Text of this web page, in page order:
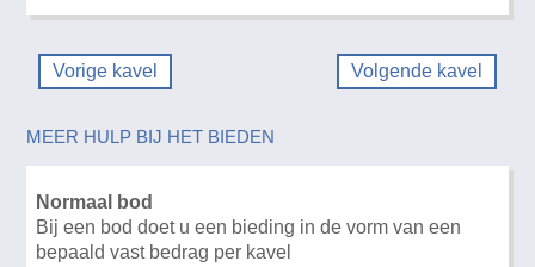
Vorige kavel Volgende kavel
MEER HULP BIJ HET BIEDEN
Normaal bod
Bij een bod doet u een bieding in de vorm van een
bepaald vast bedrag per kavel